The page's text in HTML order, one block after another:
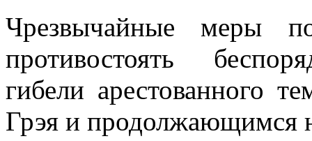
Чрезвычайные меры
противостоять
гибели арестованного
Грэя и продолжающимся